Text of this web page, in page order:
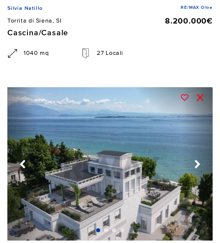
Silvia Natillo RE/MAX Oltre
Torrita di Siena, SI
8.200.000€
Cascina/Casale
1040 mq 27 Locali